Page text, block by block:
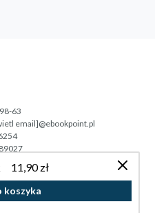
11,90 zł
koszyka
63
email]@ebookpoint.pl